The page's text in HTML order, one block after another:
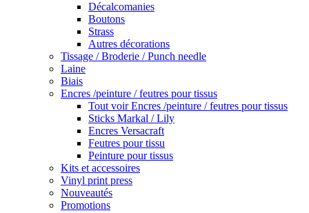
Décalcomanies
Boutons
Strass
Autres décorations
Tissage / Broderie / Punch needle
Laine
Biais
Encres /peinture / feutres pour tissus
Tout voir Encres /peinture / feutres pour tissus
Sticks Markal / Lily
Encres Versacraft
Feutres pour tissu
Peinture pour tissus
Kits et accessoires
Vinyl print press
Nouveautés
Promotions